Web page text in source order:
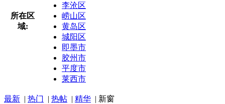
所在区
域:
李沧区
崂山区
黄岛区
城阳区
即墨市
胶州市
平度市
莱西市
最新 | 热门 | 热帖 | 精华 | 新窗